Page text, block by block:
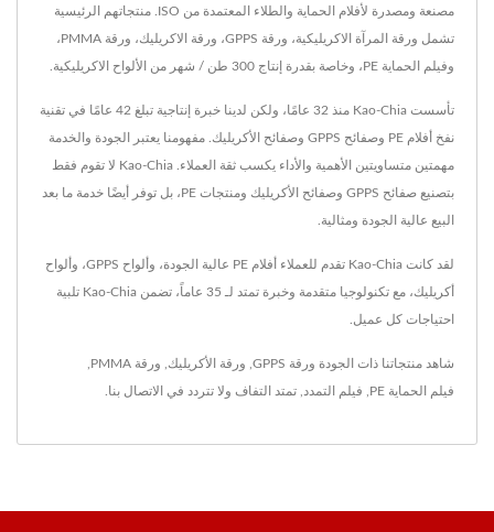
مصنعة ومصدرة لأفلام الحماية والطلاء المعتمدة من ISO. منتجاتهم الرئيسية
تشمل ورقة المرآة الاكريليكية، ورقة GPPS، ورقة الاكريليك، ورقة PMMA،
وفيلم الحماية PE، وخاصة بقدرة إنتاج 300 طن / شهر من الألواح الاكريليكية.
تأسست Kao-Chia منذ 32 عامًا، ولكن لدينا خبرة إنتاجية تبلغ 42 عامًا في تقنية
نفخ أفلام PE وصفائح GPPS وصفائح الأكريليك. مفهومنا يعتبر الجودة والخدمة
مهمتين متساويتين الأهمية والأداء يكسب ثقة العملاء. Kao-Chia لا تقوم فقط
بتصنيع صفائح GPPS وصفائح الأكريليك ومنتجات PE، بل توفر أيضًا خدمة ما بعد
البيع عالية الجودة ومثالية.
لقد كانت Kao-Chia تقدم للعملاء أفلام PE عالية الجودة، وألواح GPPS، وألواح
أكريليك، مع تكنولوجيا متقدمة وخبرة تمتد لـ 35 عاماً، تضمن Kao-Chia تلبية
احتياجات كل عميل.
شاهد منتجاتنا ذات الجودة ورقة GPPS ورقة الأكريليك ورقة PMMA
فيلم الحماية PE فيلم التمدد تمتد التفاف ولا تتردد في الاتصال بنا